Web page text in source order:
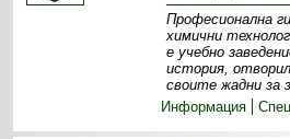
Професионална
химични
е учебно
история,
своите жадни за
Информация